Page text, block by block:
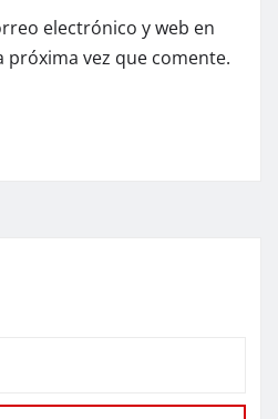
electrónico y web en
próxima vez que comente.